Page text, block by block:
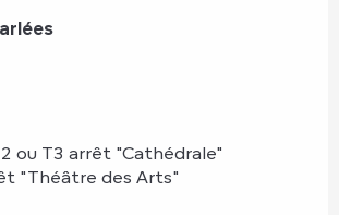
ou T3 arrêt "Cathédrale"
"Théâtre des Arts"